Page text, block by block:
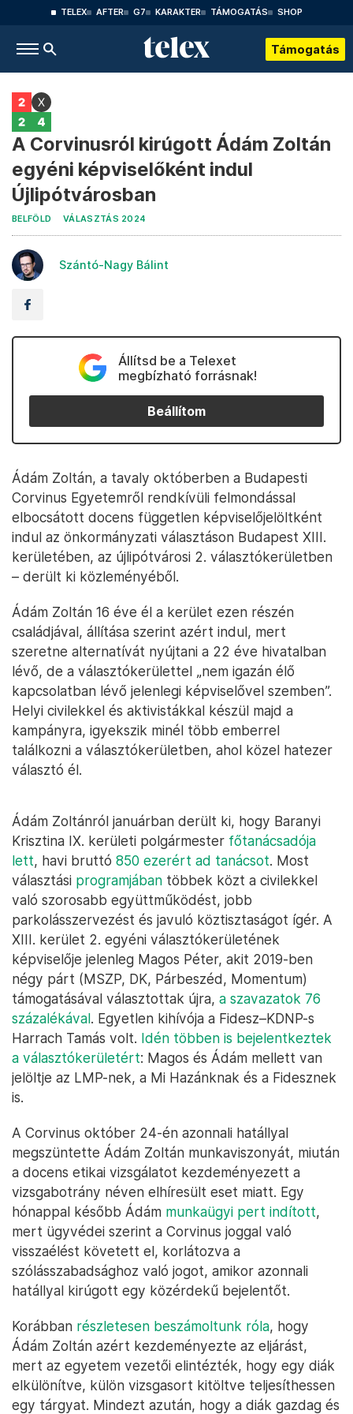
TELEX AFTER G7 KARAKTER TÁMOGATÁS SHOP
Támogatás
A Corvinusról kirúgott Ádám Zoltán
egyéni képviselőként indul
Újlipótvárosban
BELFÖLD VÁLASZTÁS 2024
Szántó-Nagy Bálint
Állítsd be a Telexet
megbízható forrásnak!
Beállítom
Ádám Zoltán, a tavaly októberben a Budapesti
Corvinus Egyetemről rendkívüli felmondással
elbocsátott docens független képviselőjelöltként
indul az önkormányzati választáson Budapest XIII.
kerületében, az újlipótvárosi 2. választókerületben
– derült ki közleményéből.
Ádám Zoltán 16 éve él a kerület ezen részén
családjával, állítása szerint azért indul, mert
szeretne alternatívát nyújtani a 22 éve hivatalban
lévő, de a választókerülettel „nem igazán élő
kapcsolatban lévő jelenlegi képviselővel szemben”.
Helyi civilekkel és aktivistákkal készül majd a
kampányra, igyekszik minél több emberrel
találkozni a választókerületben, ahol közel hatezer
választó él.
Ádám Zoltánról januárban derült ki, hogy Baranyi
Krisztina IX. kerületi polgármester főtanácsadója
lett, havi bruttó 850 ezerért ad tanácsot. Most
választási programjában többek közt a civilekkel
való szorosabb együttműködést, jobb
parkolásszervezést és javuló köztisztaságot ígér. A
XIII. kerület 2. egyéni választókerületének
képviselője jelenleg Magos Péter, akit 2019-ben
négy párt (MSZP, DK, Párbeszéd, Momentum)
támogatásával választottak újra, a szavazatok 76
százalékával. Egyetlen kihívója a Fidesz–KDNP-s
Harrach Tamás volt. Idén többen is bejelentkeztek
a választókerületért: Magos és Ádám mellett van
jelöltje az LMP-nek, a Mi Hazánknak és a Fidesznek
is.
A Corvinus október 24-én azonnali hatállyal
megszüntette Ádám Zoltán munkaviszonyát, miután
a docens etikai vizsgálatot kezdeményezett a
vizsgabotrány néven elhíresült eset miatt. Egy
hónappal később Ádám munkaügyi pert indított,
mert ügyvédei szerint a Corvinus joggal való
visszaélést követett el, korlátozva a
szólásszabadsághoz való jogot, amikor azonnali
hatállyal kirúgott egy közérdekű bejelentőt.
Korábban részletesen beszámoltunk róla, hogy
Ádám Zoltán azért kezdeményezte az eljárást,
mert az egyetem vezetői elintézték, hogy egy diák
elkülönítve, külön vizsgasort kitöltve teljesíthessen
egy tárgyat. Mindezt azután, hogy a diák gazdag és